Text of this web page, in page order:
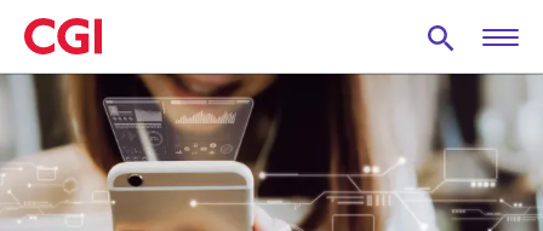
Skip
to
main
content